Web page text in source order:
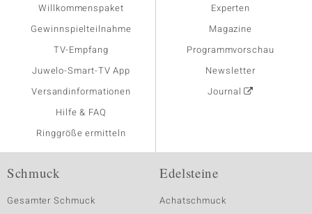
Willkommenspaket
Gewinnspielteilnahme
TV-Empfang
Juwelo-Smart-TV App
Versandinformationen
Hilfe & FAQ
Ringgröße ermitteln
Experten
Magazine
Programmvorschau
Newsletter
Journal
Schmuck
Gesamter Schmuck
Edelsteine
Achatschmuck